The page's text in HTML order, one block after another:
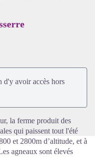
d'y avoir accès hors
la ferme produit des
qui paissent tout l'été
et 2800m d’altitude, et à
agneaux sont élevés